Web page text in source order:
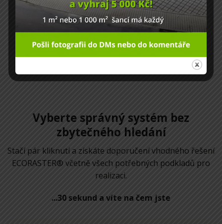
Plochy pro požární techniku
Bezpečné cesty, odstavné plochy i manipulační prostory pro
Vyberte správný systém bez
zbytečného hledání
Stačí pár kliknutí a získáte doporučení vhodného řešení
ECORASTER® včetně všech potřebných podkladů pro
realizaci.
...30 sekund a víte na čem jste